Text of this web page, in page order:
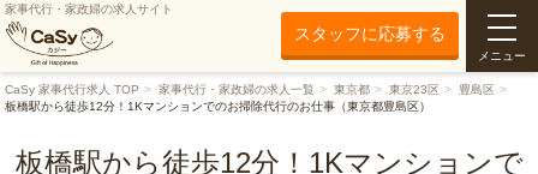
家事代行・家政婦の求人サイト
スタッフに応募する
メニュー
CaSy 家事代行求人 TOP 家事代行・家政婦の求人一覧 東京都 東京23区
豊島区
板橋駅から徒歩12分！1Kマンションでのお掃除代行のお仕事（東京都豊島区）
板橋駅から徒歩12分！1Kマンションで